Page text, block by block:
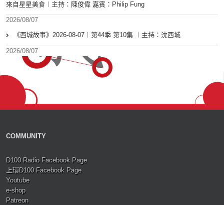
來自星星美食︱主持：陳俊偉 嘉賓：Philip Fung
2026/08/07
《西城故事》2026-08-07︱第44季 第10集 ︱主持：沈西城
2026/08/07
COMMUNITY
D100 Radio Facebook Page
上環D100 Facebook Page
Youtube
e-shop
Patreon